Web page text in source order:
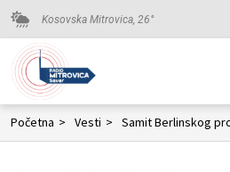
Kosovska Mitrovica, 26°
Početna > Vesti >